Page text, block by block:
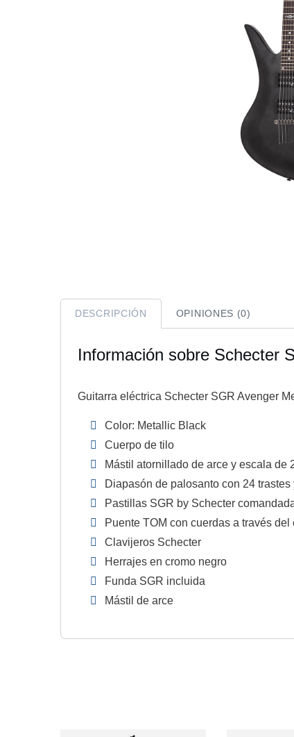
DESCRIPCIÓN OPINIONES (0)
Información sobre Schecter
Guitarra eléctrica Schecter SGR Avenger
Color: Metallic Black
Cuerpo de tilo
Mástil atornillado de arce y escala de
Diapasón de palosanto con 24
Pastillas SGR by Schecter
Puente TOM con cuerdas a través del
Clavijeros Schecter
Herrajes en cromo negro
Funda SGR incluida
Mástil de arce